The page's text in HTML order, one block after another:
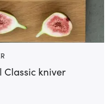
Classic kniver